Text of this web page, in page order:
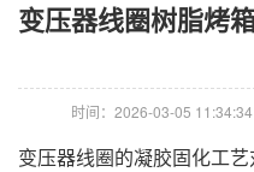
变压器线圈树脂烤
时间：2026-03-05 11:34:34
变压器线圈的凝胶固化工